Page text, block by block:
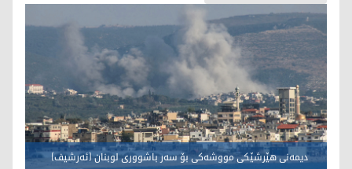
دیمەنی هێرشێکی مووشەکی بۆ سەر باشووری لوبنان (ئەرشیف)